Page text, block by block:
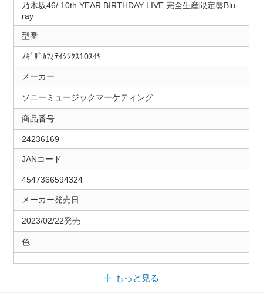
乃木坂46/ 10th YEAR BIRTHDAY LIVE 完全生産限定盤Blu-
ray
型番
ﾉｷﾞｻﾞｶﾌｵﾃｲｼﾂｸｽ10ｽｲﾔ
メーカー
ソニーミュージックマーケティング
商品番号
24236169
JANコード
4547366594324
メーカー発売日
2023/02/22発売
色
もっと見る